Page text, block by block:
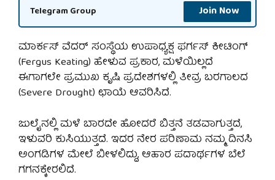
Telegram Group Join Now
ಮಾರ್ಕಸ್ ವೆದರ್ ಸಂಸ್ಥೆಯ ಉಪಾಧ್ಯಕ್ಷ ಫರ್ಗಸ್ ಕೀಟಿಂಗ್
(Fergus Keating) ಹೇಳುವ ಪ್ರಕಾರ, ಮಳೆಯಿಲ್ಲದೆ
ಈಗಾಗಲೇ ಪ್ರಮುಖ ಕೃಷಿ ಪ್ರದೇಶಗಳಲ್ಲಿ ತೀವ್ರ ಬರಗಾಲದ
(Severe Drought) ಛಾಯೆ ಆವರಿಸಿದೆ.
ಜುಲೈನಲ್ಲಿ ಮಳೆ ಬಾರದೇ ಹೋದರೆ ಬಿತ್ತನೆ ತಡವಾಗುತ್ತದೆ,
ಇಳುವರಿ ಕುಸಿಯುತ್ತದೆ. ಇದರ ನೇರ ಪರಿಣಾಮ ನಮ್ಮ ದಿನಸಿ
ಅಂಗಡಿಗಳ ಮೇಲೆ ಬೀಳಲಿದ್ದು, ಆಹಾರ ಪದಾರ್ಥಗಳ ಬೆಲೆ
ಗಗನಕ್ಕೇರಲಿದೆ.